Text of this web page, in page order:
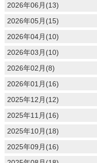
2026年06月(13)
2026年05月(15)
2026年04月(10)
2026年03月(10)
2026年02月(8)
2026年01月(16)
2025年12月(12)
2025年11月(16)
2025年10月(18)
2025年09月(16)